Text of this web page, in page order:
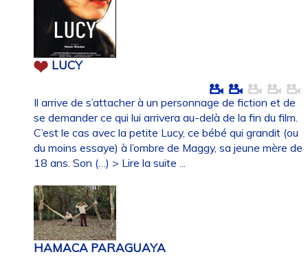
LUCY
Il arrive de s’attacher à un personnage de fiction et de
se demander ce qui lui arrivera au-delà de la fin du film.
C’est le cas avec la petite Lucy, ce bébé qui grandit (ou
du moins essaye) à l’ombre de Maggy, sa jeune mère de
18 ans. Son (…) > Lire la suite ...
HAMACA PARAGUAYA